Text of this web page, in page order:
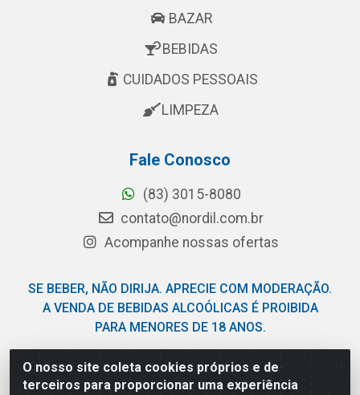
O nosso site coleta cookies próprios e de
terceiros para proporcionar uma experiência
BAZAR
BEBIDAS
CUIDADOS PESSOAIS
LIMPEZA
Fale Conosco
(83) 3015-8080
contato@nordil.com.br
Acompanhe nossas ofertas
SE BEBER, NÃO DIRIJA. APRECIE COM MODERAÇÃO.
A VENDA DE BEBIDAS ALCOÓLICAS É PROIBIDA
PARA MENORES DE 18 ANOS.
Nordil Distribuidora - Avenida Liberdade, 2738, Bloco F -